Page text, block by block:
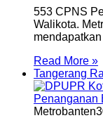
553 CPNS
Walikota.
Read More »
Tangerang
Metrobanten